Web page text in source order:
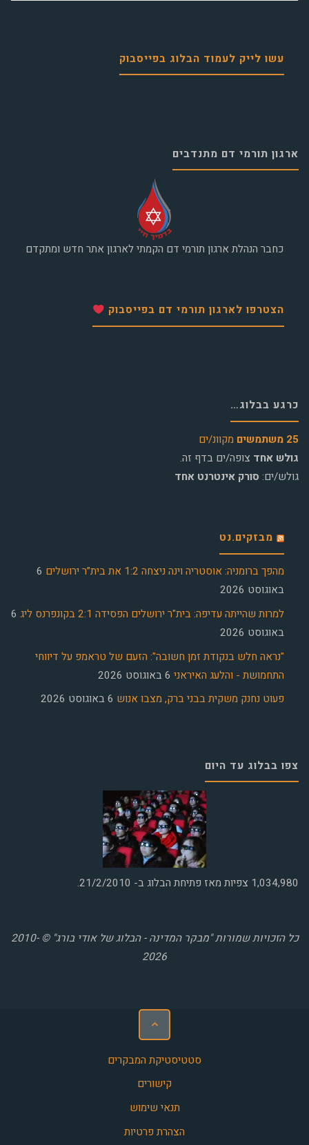
עשו לייק לעמוד הבלוג בפייסבוק
ארגון תורמי דם מתנדבים
כחבר הנהלת ארגון תורמי דם הקמתי לארגון אתר חדש ומתקדם
הצטרפו לארגון תורמי דם בפייסבוק
כרגע בבלוג…
25 משתמשים
מקוונ/ים
גולש אחד צופה/ים בדף זה.
גולש/ים: סורק אינטרנט אחד
מבזקים.נט
מהפך ברומניה: אוסטריה וינה ניצחה 1:2 את בית”ר ירושלים
6
באוגוסט 2026
למרות שהייתה עדיפה: בית"ר ירושלים הפסידה 2:1 בקונפרנס ליג
6
באוגוסט 2026
"נראה חלש בנקודת זמן חשובה": הזעם של טראמפ על דיווחי
התחמושת - והלעג האיראני 6 באוגוסט 2026
פעוט נחנק משקית בבני ברק, מצבו אנוש 6 באוגוסט 2026
צפו בבלוג עד היום
1,034,980 צפיות מאז פתיחת הבלוג ב- 21/2/2010.
כל הזכויות שמורות "מבקר המדינה - הבלוג של אודי בורג" © 2010-
2026
סטטיסטיקת המבקרים
קישורים
תנאי שימוש
הצהרת פרטיות